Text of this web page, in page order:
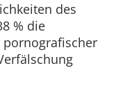
des
% die
pornografischer